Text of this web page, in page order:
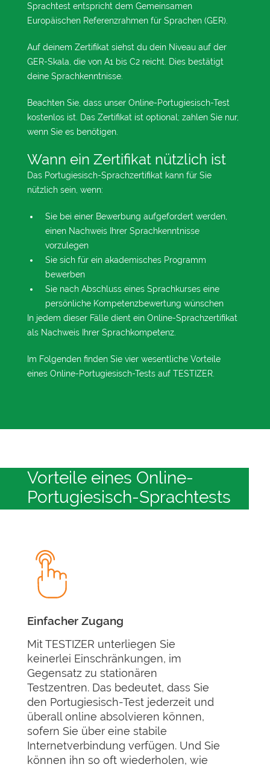
Sprachtest entspricht dem Gemeinsamen
Europäischen Referenzrahmen für Sprachen (GER).
Auf deinem Zertifikat siehst du dein Niveau auf der
GER-Skala, die von A1 bis C2 reicht. Dies bestätigt
deine Sprachkenntnisse.
Beachten Sie, dass unser Online-Portugiesisch-Test
kostenlos ist. Das Zertifikat ist optional; zahlen Sie nur,
wenn Sie es benötigen.
Wann ein Zertifikat nützlich ist
Das Portugiesisch-Sprachzertifikat kann für Sie
nützlich sein, wenn:
Sie bei einer Bewerbung aufgefordert werden,
einen Nachweis Ihrer Sprachkenntnisse
vorzulegen
Sie sich für ein akademisches Programm
bewerben
Sie nach Abschluss eines Sprachkurses eine
persönliche Kompetenzbewertung wünschen
In jedem dieser Fälle dient ein Online-Sprachzertifikat
als Nachweis Ihrer Sprachkompetenz.
Im Folgenden finden Sie vier wesentliche Vorteile
eines Online-Portugiesisch-Tests auf TESTIZER.
Vorteile eines Online-
Portugiesisch-Sprachtests
Einfacher Zugang
Mit TESTIZER unterliegen Sie
keinerlei Einschränkungen, im
Gegensatz zu stationären
Testzentren. Das bedeutet, dass Sie
den Portugiesisch-Test jederzeit und
überall online absolvieren können,
sofern Sie über eine stabile
Internetverbindung verfügen. Und Sie
können ihn so oft wiederholen, wie